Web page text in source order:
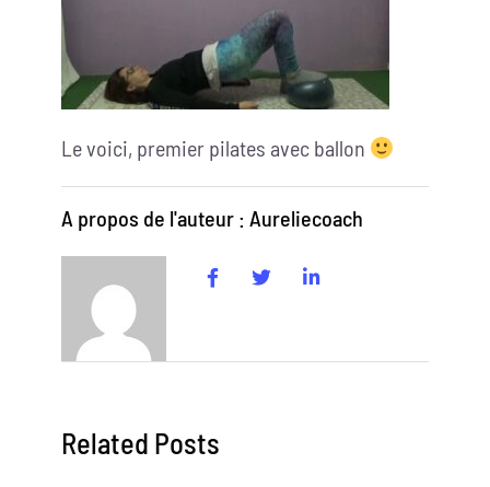
Le voici, premier pilates avec ballon
A propos de l'auteur : Aureliecoach
Related Posts